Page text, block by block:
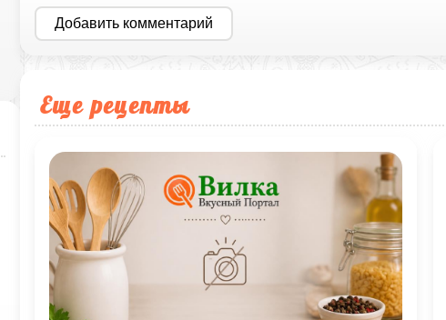
Добавить комментарий
Еще рецепты